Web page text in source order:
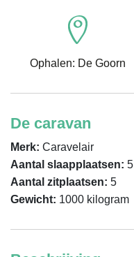
Ophalen: De Goorn
De caravan
Merk: Caravelair
Aantal slaapplaatsen: 5
Aantal zitplaatsen: 5
Gewicht: 1000 kilogram